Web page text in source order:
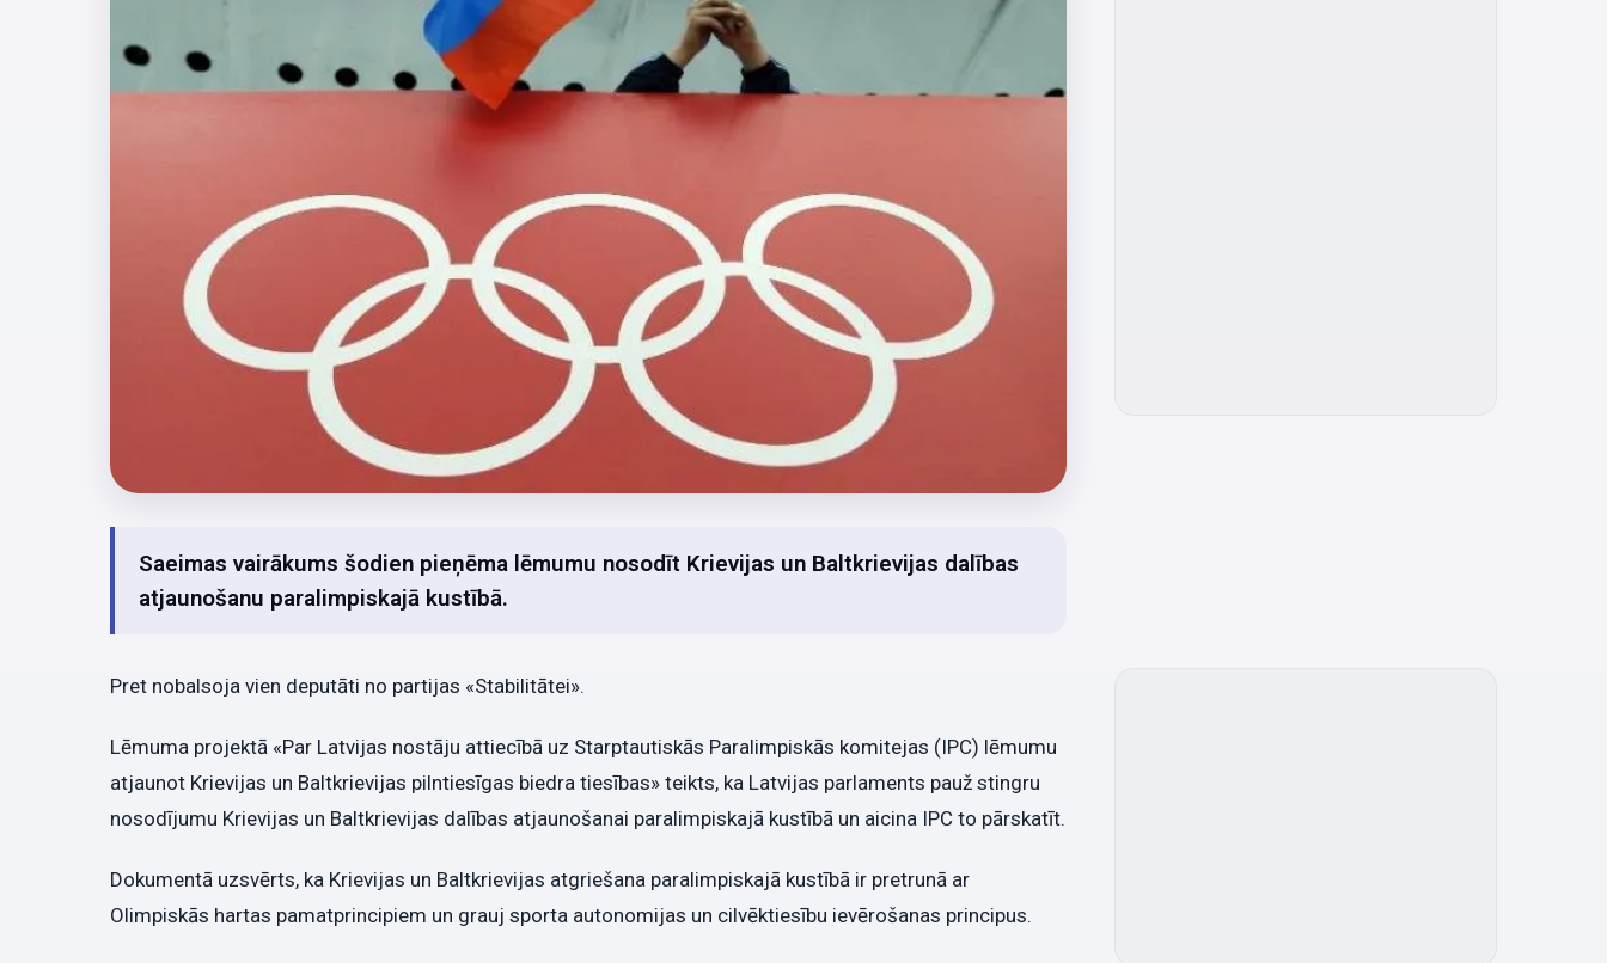
Saeimas vairākums šodien pieņēma lēmumu nosodīt Krievijas un Baltkrievijas dalības
atjaunošanu paralimpiskajā kustībā.
Pret nobalsoja vien deputāti no partijas «Stabilitātei».
Lēmuma projektā «Par Latvijas nostāju attiecībā uz Starptautiskās Paralimpiskās komitejas (IPC) lēmumu
atjaunot Krievijas un Baltkrievijas pilntiesīgas biedra tiesības» teikts, ka Latvijas parlaments pauž stingru
nosodījumu Krievijas un Baltkrievijas dalības atjaunošanai paralimpiskajā kustībā un aicina IPC to pārskatīt.
Dokumentā uzsvērts, ka Krievijas un Baltkrievijas atgriešana paralimpiskajā kustībā ir pretrunā ar
Olimpiskās hartas pamatprincipiem un grauj sporta autonomijas un cilvēktiesību ievērošanas principus.